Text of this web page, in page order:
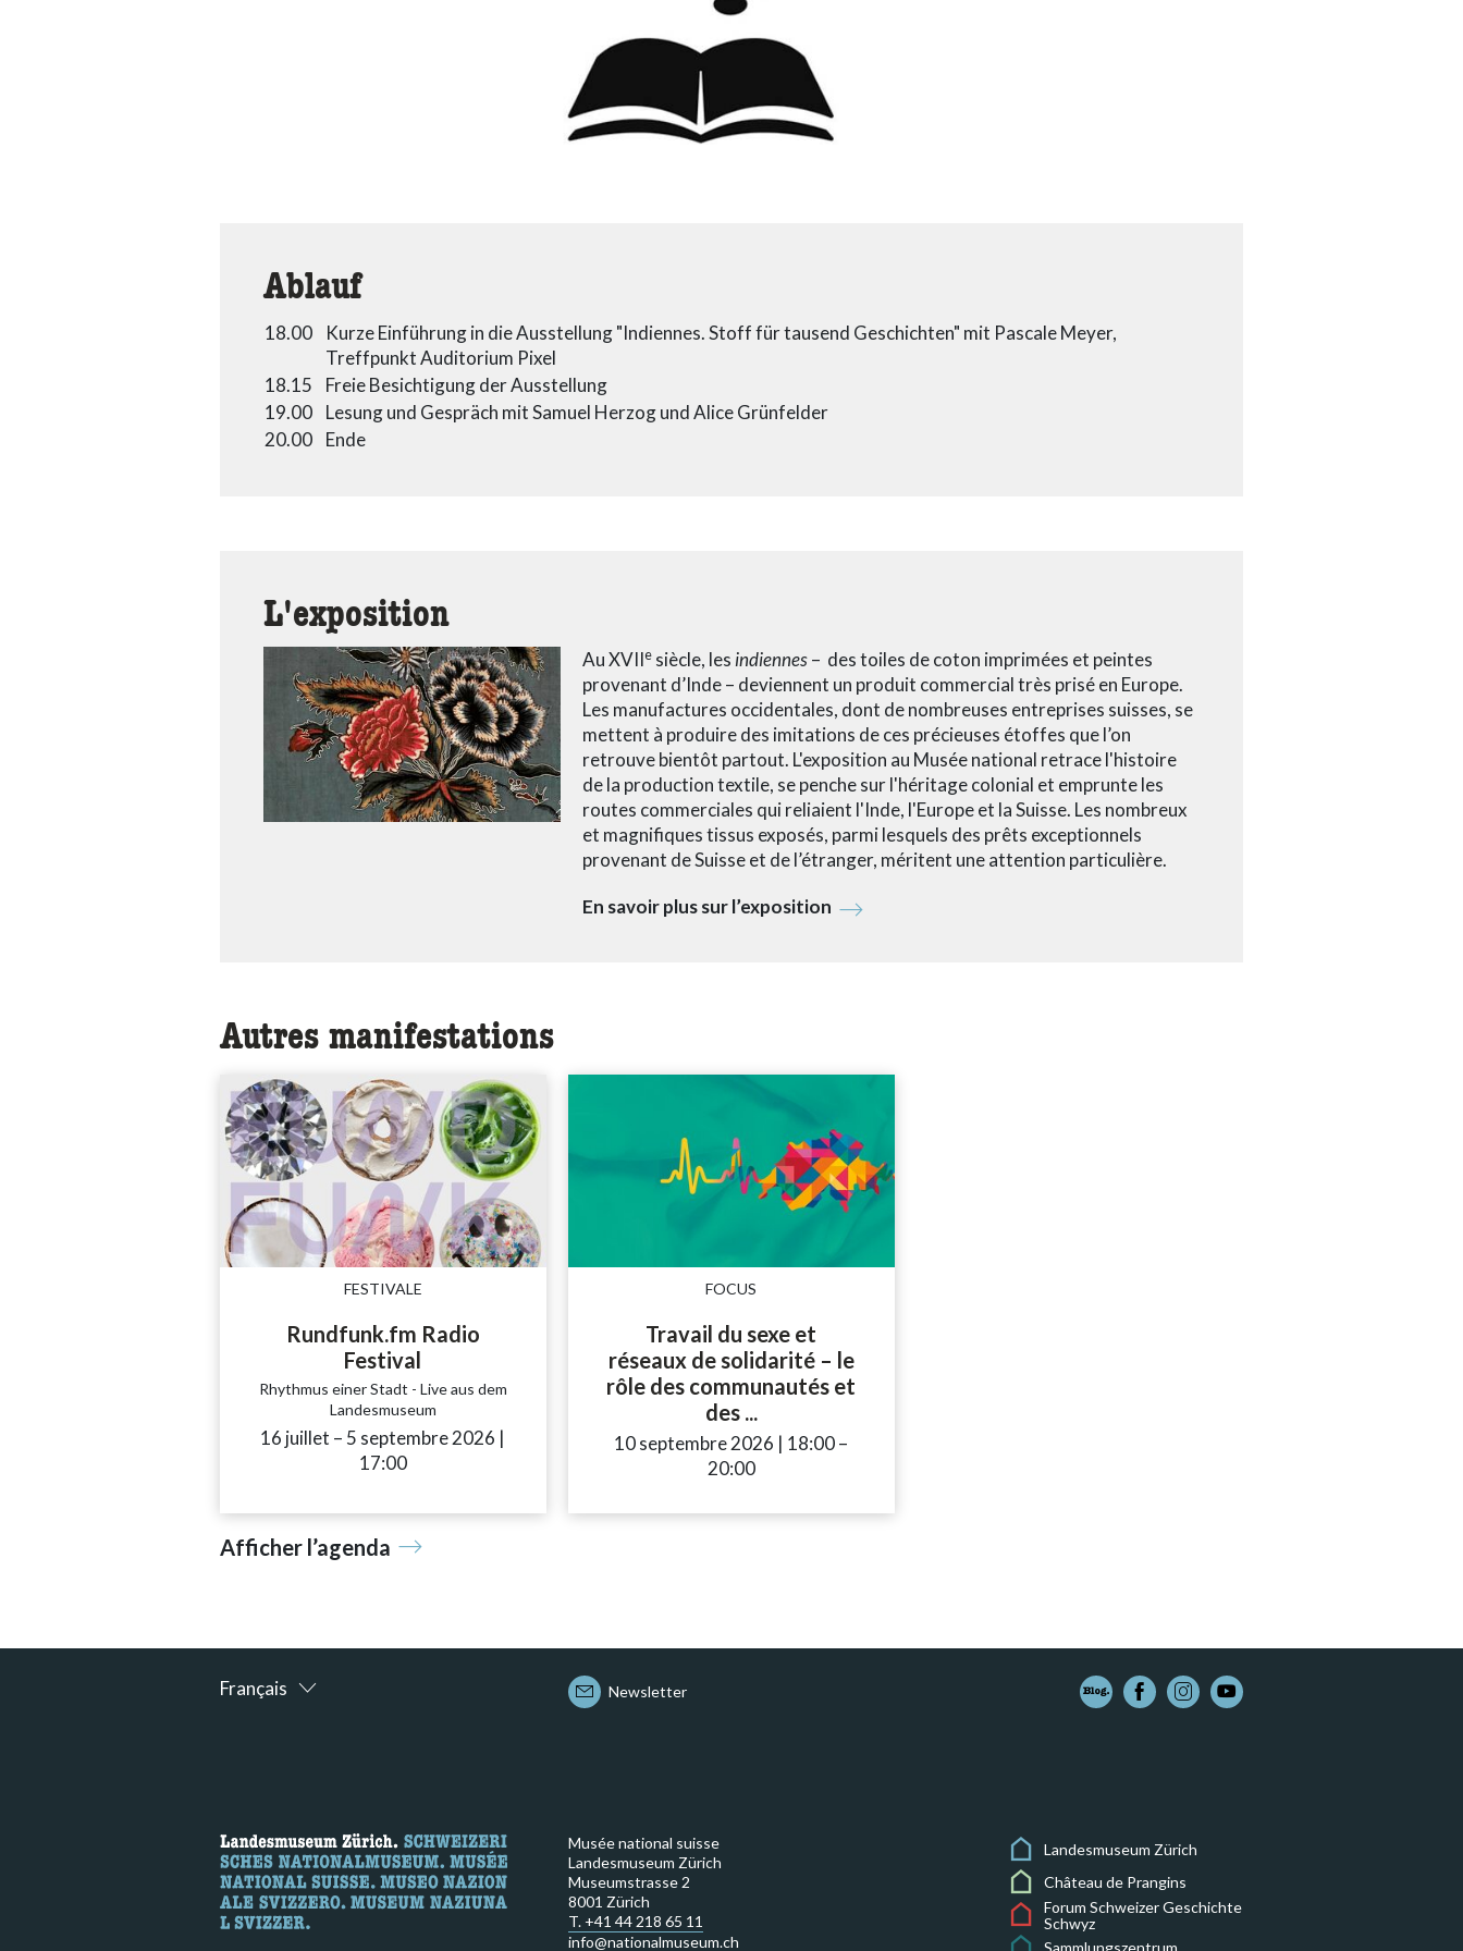
Ablauf
18.00
Kurze Einführung in die Ausstellung "Indiennes. Stoff für tausend Geschichten" mit Pascale Meyer,
Treffpunkt Auditorium Pixel
18.15
Freie Besichtigung der Ausstellung
19.00
Lesung und Gespräch mit Samuel Herzog und Alice Grünfelder
20.00
Ende
L'exposition
Au XVIIe siècle, les indiennes– des toiles de coton imprimées et peintes
provenant d’Inde – deviennent un produit commercial très prisé en Europe.
Les manufactures occidentales, dont de nombreuses entreprises suisses, se
mettent à produire des imitations de ces précieuses étoffes que l’on
retrouve bientôt partout. L'exposition au Musée national retrace l'histoire
de la production textile, se penche sur l'héritage colonial et emprunte les
routes commerciales qui reliaient l'Inde, l'Europe et la Suisse. Les nombreux
et magnifiques tissus exposés, parmi lesquels des prêts exceptionnels
provenant de Suisse et de l’étranger, méritent une attention particulière.
En savoir plus sur l’exposition
Autres manifestations
FESTIVALE
Rundfunk.fm Radio
Festival
Rhythmus einer Stadt - Live aus dem
Landesmuseum
16 juillet accessibility.time_to
– 5 septembre 2026 |
17:00
FOCUS
Travail du sexe et
réseaux de solidarité – le
rôle des communautés et
des ...
10 septembre 2026 | 18:00accessibility.time_to
–
20:00
Afficher l’agenda
Français Newsletter
Musée national suisse
Landesmuseum Zürich
Museumstrasse 2
8001 Zürich
T. +41 44 218 65 11
info@nationalmuseum.ch
Landesmuseum Zürich
Château de Prangins
Forum Schweizer Geschichte
Schwyz